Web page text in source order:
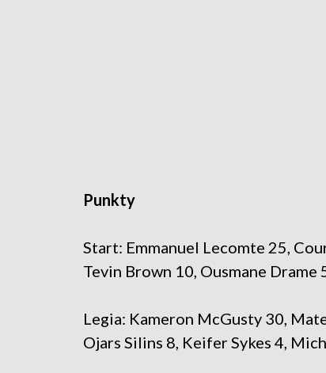
Punkty
Start: Emmanuel Lecomte 25,
Tevin Brown 10, Ousmane
Legia: Kameron McGusty 30,
Ojars Silins 8, Keifer Sykes 4,